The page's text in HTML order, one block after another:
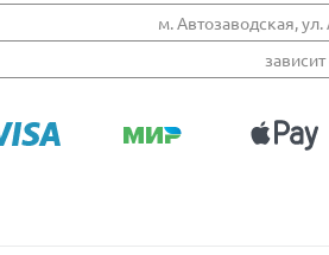
м. Автозаводская,